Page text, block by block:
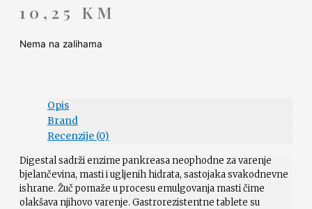
10,25 KM
Nema na zalihama
Opis
Brand
Recenzije (0)
Digestal sadrži enzime pankreasa neophodne za varenje
bjelančevina, masti i ugljenih hidrata, sastojaka svakodnevne
ishrane. Žuč pomaže u procesu emulgovanja masti čime
olakšava njihovo varenje. Gastrorezistentne tablete su